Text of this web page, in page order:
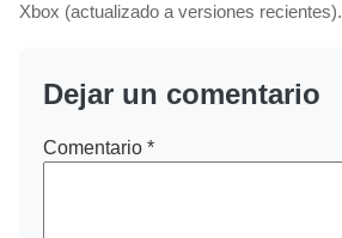
Xbox (actualizado a versiones recientes).
Dejar un comentario
Comentario *